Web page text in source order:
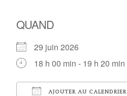
QUAND
29 juin 2026
18 h 00 min - 19 h 20 min
AJOUTER AU CALENDRIER